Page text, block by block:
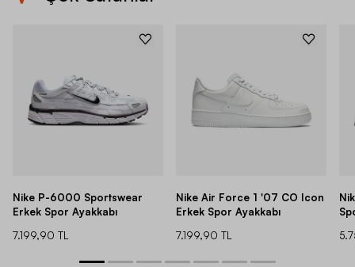
Nike P-6000 Sportswear
Erkek Spor Ayakkabı
7.199,90 TL
Nike Air Force 1 '07 CO Icon
Erkek Spor Ayakkabı
7.199,90 TL